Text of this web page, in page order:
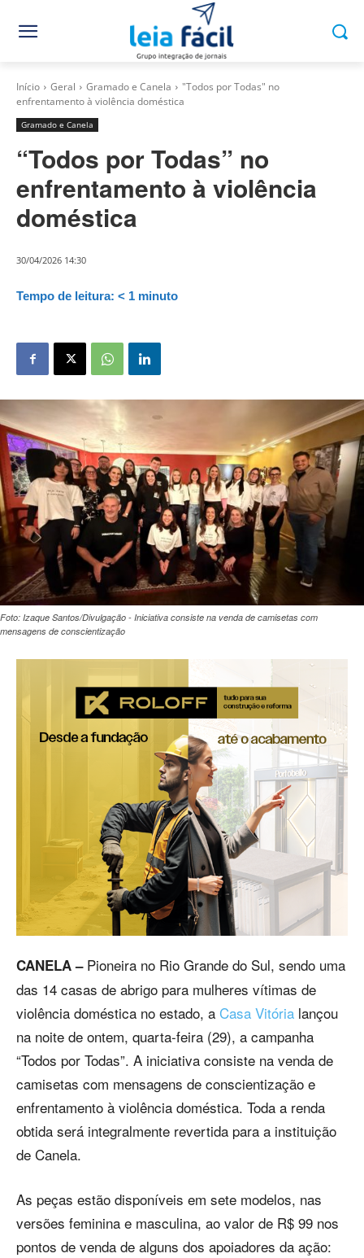
Início Geral Gramado e Canela
"Todos por Todas" no
enfrentamento à violência doméstica
Gramado e Canela
“Todos por Todas” no
enfrentamento à violência
doméstica
30/04/2026 14:30
Tempo de leitura: < 1 minuto
Foto: Izaque Santos/Divulgação - Iniciativa consiste na venda de camisetas com
mensagens de conscientização
CANELA –Pioneira no Rio Grande do Sul, sendo uma
das 14 casas de abrigo para mulheres vítimas de
violência doméstica no estado, a Casa Vitória lançou
na noite de ontem, quarta-feira (29), a campanha
“Todos por Todas”. A iniciativa consiste na venda de
camisetas com mensagens de conscientização e
enfrentamento à violência doméstica. Toda a renda
obtida será integralmente revertida para a instituição
de Canela.
As peças estão disponíveis em sete modelos, nas
versões feminina e masculina, ao valor de R$ 99 nos
pontos de venda de alguns dos apoiadores da ação: